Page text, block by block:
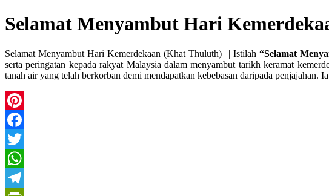
Selamat Menyambut Hari
Selamat Menyambut Hari Kemerdekaan (Khat Thuluth) | Istilah “Selamat
serta peringatan kepada rakyat Malaysia dalam menyambut tarikh keramat
tanah air yang telah berkorban demi mendapatkan kebebasan daripada penjajahan.
Pinterest
Facebook
Twitter
WhatsApp